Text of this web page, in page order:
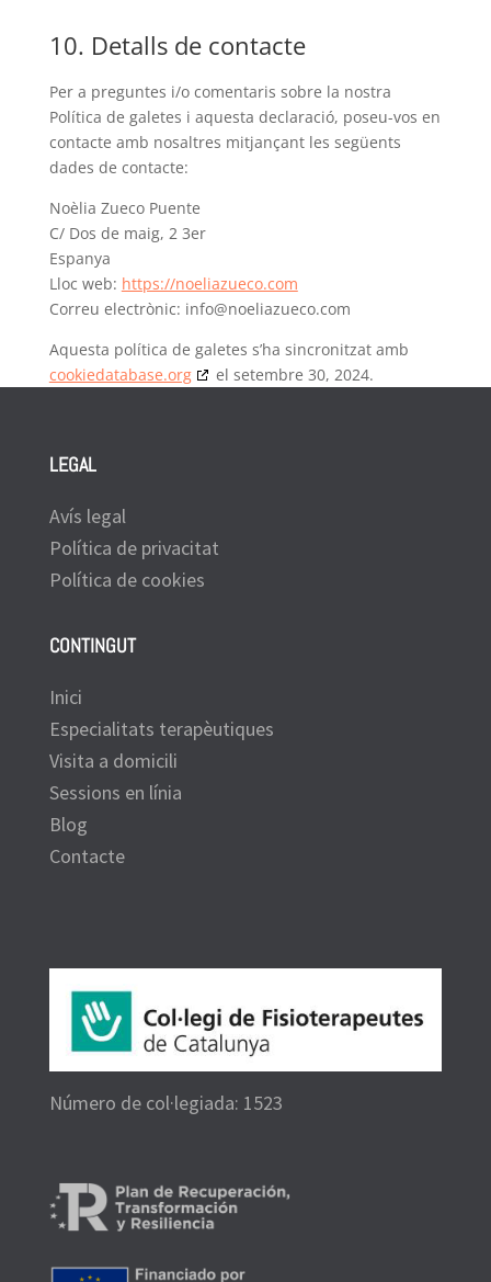
10. Detalls de contacte
Per a preguntes i/o comentaris sobre la nostra
Política de galetes i aquesta declaració, poseu-vos en
contacte amb nosaltres mitjançant les següents
dades de contacte:
Noèlia Zueco Puente
C/ Dos de maig, 2 3er
Espanya
Lloc web: https://noeliazueco.com
Correu electrònic: info@noeliazueco.com
Aquesta política de galetes s’ha sincronitzat amb
cookiedatabase.org
el setembre 30, 2024.
LEGAL
Avís legal
Política de privacitat
Política de cookies
CONTINGUT
Inici
Especialitats terapèutiques
Visita a domicili
Sessions en línia
Blog
Contacte
Número de col·legiada: 1523